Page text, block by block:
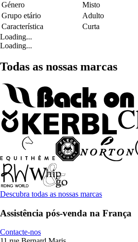
Género
Misto
Grupo etário
Adulto
Característica
Curta
Loading...
Loading...
Todas as nossas marcas
Descubra todas as nossas marcas
Assistência pós-venda na França
Contacte-nos